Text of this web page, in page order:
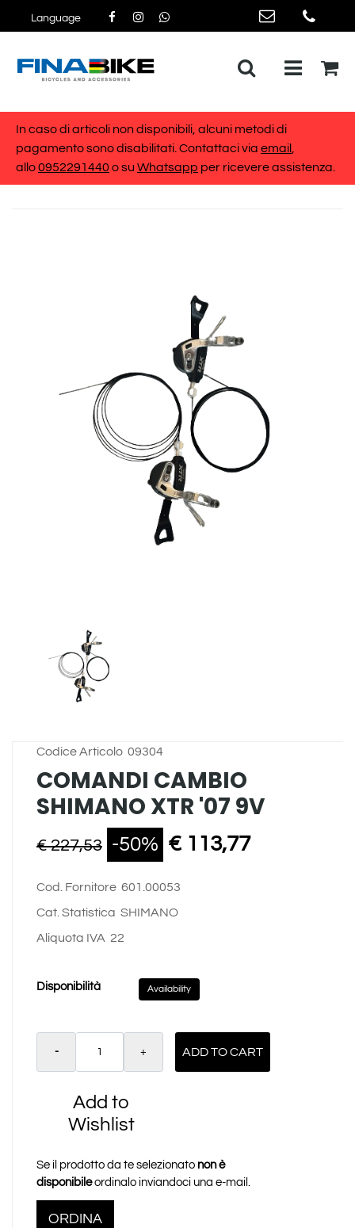
Language
Open
In caso di articoli non disponibili, alcuni metodi di
pagamento sono disabilitati. Contattaci via email
allo0952291440 o su Whatsapp per ricevere assistenza.
Codice Articolo 09304
COMANDI CAMBIO
SHIMANO XTR '07 9V
€ 227,53 -50% € 113,77
Cod. Fornitore 601.00053
Cat. Statistica SHIMANO
Aliquota IVA 22
Disponibilità Availability
ADD TO CART
Add to
Wishlist
Se il prodotto da te selezionato non è
disponibileordinalo inviandoci una e-mail.
ORDINA